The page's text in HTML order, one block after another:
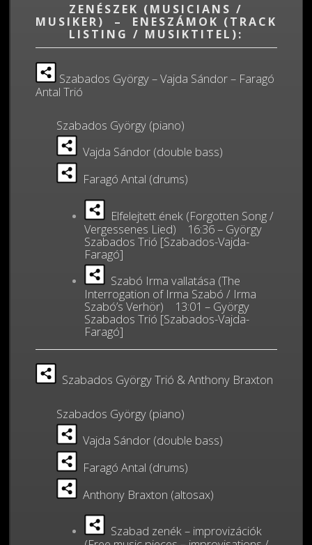
ZENÉSZEK (MUSICIANS /
MUSIKER) – ENESZÁMOK (TRACK
LISTING / MUSIKTITEL):
Szabados György – Vajda Sándor – Faragó
Antal Trió
Szabados György (piano)
Vajda Sándor (double bass)
Faragó Antal (drums)
Elfelejtett ének (Forgotten Song /
Vergessenes Lied) 16:36 – György
Szabados Trió [Szabados-Vajda-
Faragó]
Szabó Irma vallatása (The
Interrogation of Irma Szabó / Irma
Szabó’s Verhör) 13:01 – György
Szabados Trió [Szabados-Vajda-
Faragó]
Szabados György Trió & Anthony Braxton
Szabados György (piano)
Vajda Sándor (double bass)
Faragó Antal (drums)
Anthony Braxton (altosax)
Szabad zenék – improvizációk